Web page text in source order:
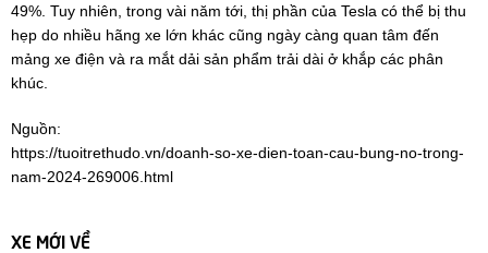
49%. Tuy nhiên, trong vài năm tới, thị phần của Tesla có thể bị thu
hẹp do nhiều hãng xe lớn khác cũng ngày càng quan tâm đến
mảng xe điện và ra mắt dải sản phẩm trải dài ở khắp các phân
khúc.
Nguồn:
https://tuoitrethudo.vn/doanh-so-xe-dien-toan-cau-bung-no-trong-
nam-2024-269006.html
XE MỚI VỀ